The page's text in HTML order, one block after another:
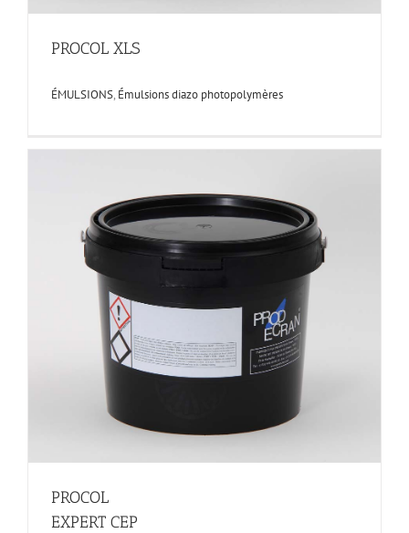
PROCOL XLS
ÉMULSIONS, Émulsions diazo photopolymères
PROCOL
EXPERT CEP